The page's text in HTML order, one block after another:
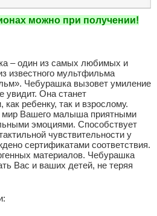
можно при получении!
– один из самых любимых и
известного мультфильма
Чебурашка вызовет умиление
увидит. Она станет
ребенку, так и взрослому.
мир Вашего малыша приятными
эмоциями. Способствует
чувствительности у
сертификатами соответствия.
материалов. Чебурашка
Вас и ваших детей, не теряя